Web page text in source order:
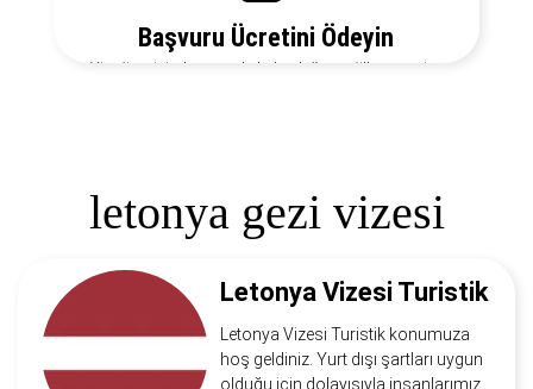
Başvuru Ücretini Ödeyin
Vize ücretiniz, başvuruda bulunduğunuz ülkeye ve vize
letonya gezi vizesi
Letonya Vizesi Turistik
Letonya Vizesi Turistik konumuza
hoş geldiniz. Yurt dışı şartları uygun
olduğu için dolayısıyla insanlarımız